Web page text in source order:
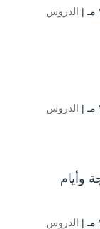
الدروس
الدروس
وأيام
الدروس